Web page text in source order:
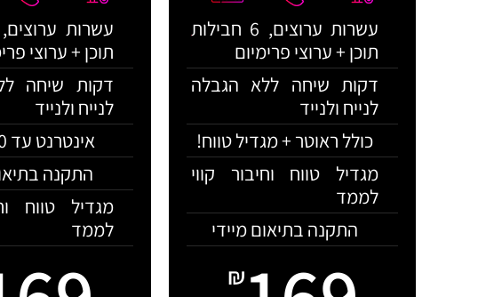
עשרות ערוצים, 6 חבילות
תוכן + ערוצי פרימיום
דקות שיחה ללא הגבלה
לנייח ולנייד
כולל ראוטר + מגדיל טווח!
מגדיל טווח וחיבור קווי
לממד
התקנה בתיאום מיידי
₪
תוכן + ערוצי
דקות שיחה
לנייח ולנייד
אינטרנט עד 500 מגה
התקנה
מגדיל טווח
לממד